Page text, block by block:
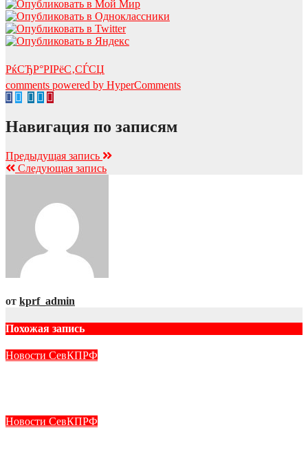
РќСЂР°РІРёС‚СЃСЏ
comments powered by HyperComments
Навигация по записям
Предыдущая запись
Следующая запись
от kprf_admin
Похожая запись
Новости СевКПРФ
Новости СевКПРФ